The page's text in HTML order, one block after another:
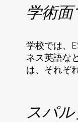
学術
学校では、
ネス英語な
は、それぞ
スパ